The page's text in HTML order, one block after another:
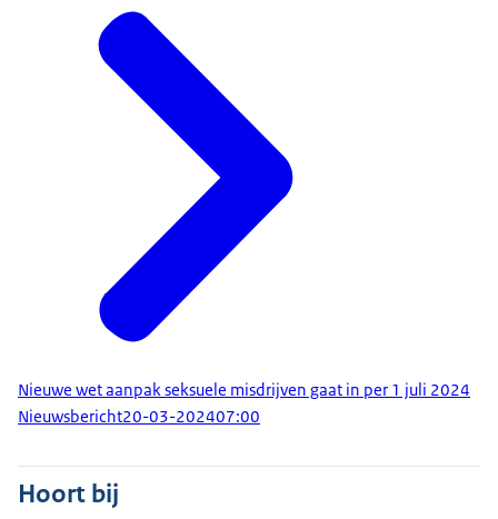
Nieuwe wet aanpak seksuele misdrijven gaat in per 1 juli 2024
Nieuwsbericht20-03-202407:00
Hoort bij